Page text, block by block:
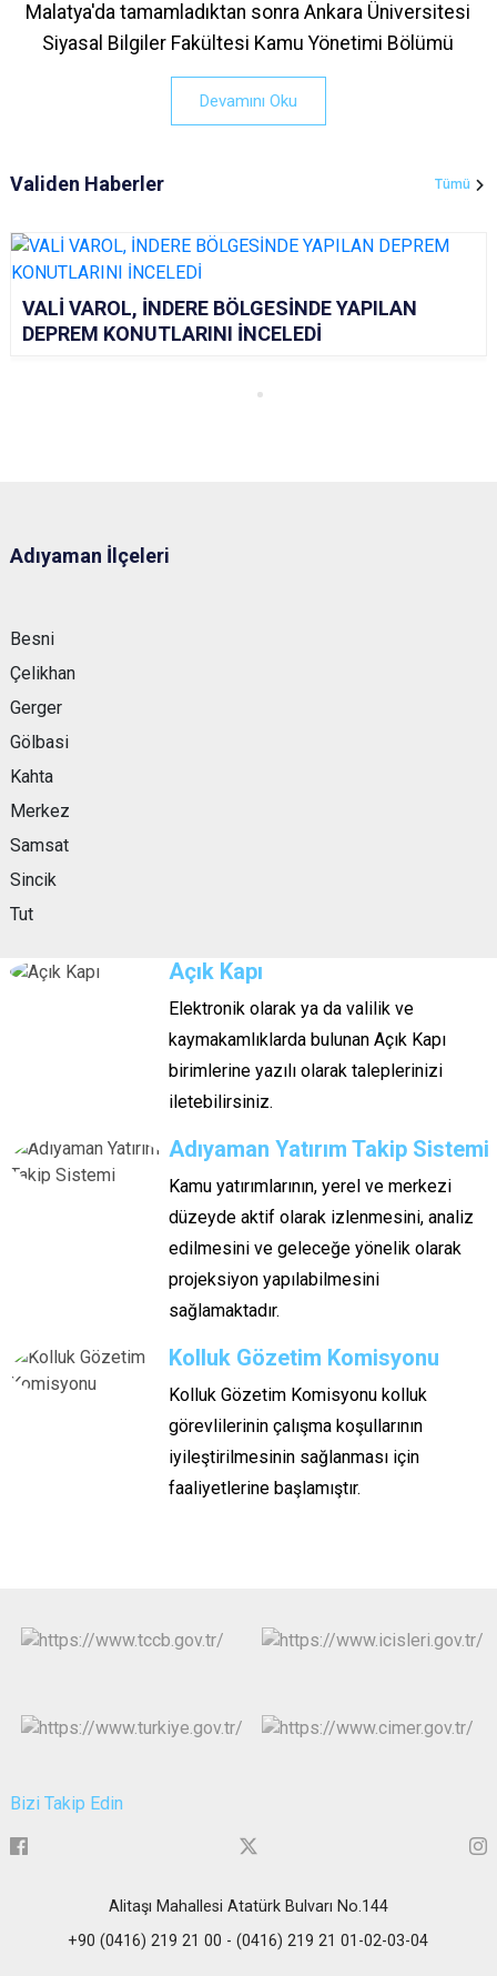
Malatya'da tamamladıktan sonra Ankara Üniversitesi
Siyasal Bilgiler Fakültesi Kamu Yönetimi Bölümü
Devamını Oku
Validen Haberler Tümü
VALİ VAROL, İNDERE BÖLGESİNDE YAPILAN
DEPREM KONUTLARINI İNCELEDİ
Adıyaman İlçeleri
Besni
Çelikhan
Gerger
Gölbasi
Kahta
Merkez
Samsat
Sincik
Tut
Açık Kapı
Elektronik olarak ya da valilik ve
kaymakamlıklarda bulunan Açık Kapı
birimlerine yazılı olarak taleplerinizi
iletebilirsiniz.
Adıyaman Yatırım Takip Sistemi
Kamu yatırımlarının, yerel ve merkezi
düzeyde aktif olarak izlenmesini, analiz
edilmesini ve geleceğe yönelik olarak
projeksiyon yapılabilmesini
sağlamaktadır.
Kolluk Gözetim Komisyonu
Kolluk Gözetim Komisyonu kolluk
görevlilerinin çalışma koşullarının
iyileştirilmesinin sağlanması için
faaliyetlerine başlamıştır.
Bizi Takip Edin
Alitaşı Mahallesi Atatürk Bulvarı No.144
+90 (0416) 219 21 00 - (0416) 219 21 01-02-03-04